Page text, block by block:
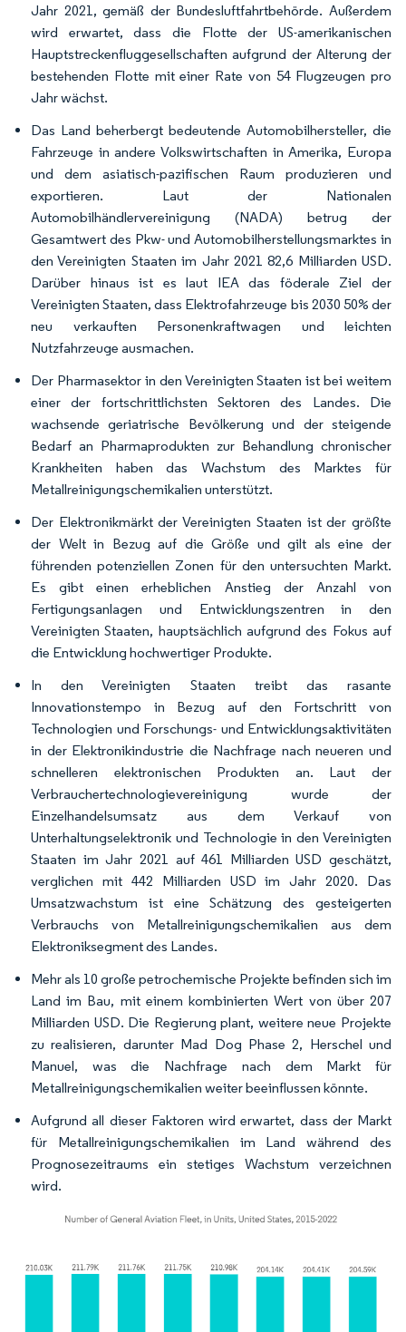
Jahr 2021, gemäß der Bundesluftfahrtbehörde. Außerdem
wird erwartet, dass die Flotte der US-amerikanischen
Hauptstreckenfluggesellschaften aufgrund der Alterung der
bestehenden Flotte mit einer Rate von 54 Flugzeugen pro
Jahr wächst.
Das Land beherbergt bedeutende Automobilhersteller, die
Fahrzeuge in andere Volkswirtschaften in Amerika, Europa
und dem asiatisch-pazifischen Raum produzieren und
exportieren. Laut der Nationalen
Automobilhändlervereinigung (NADA) betrug der
Gesamtwert des Pkw- und Automobilherstellungsmarktes in
den Vereinigten Staaten im Jahr 2021 82,6 Milliarden USD.
Darüber hinaus ist es laut IEA das föderale Ziel der
Vereinigten Staaten, dass Elektrofahrzeuge bis 2030 50% der
neu verkauften Personenkraftwagen und leichten
Nutzfahrzeuge ausmachen.
Der Pharmasektor in den Vereinigten Staaten ist bei weitem
einer der fortschrittlichsten Sektoren des Landes. Die
wachsende geriatrische Bevölkerung und der steigende
Bedarf an Pharmaprodukten zur Behandlung chronischer
Krankheiten haben das Wachstum des Marktes für
Metallreinigungschemikalien unterstützt.
Der Elektronikmärkt der Vereinigten Staaten ist der größte
der Welt in Bezug auf die Größe und gilt als eine der
führenden potenziellen Zonen für den untersuchten Markt.
Es gibt einen erheblichen Anstieg der Anzahl von
Fertigungsanlagen und Entwicklungszentren in den
Vereinigten Staaten, hauptsächlich aufgrund des Fokus auf
die Entwicklung hochwertiger Produkte.
In den Vereinigten Staaten treibt das rasante
Innovationstempo in Bezug auf den Fortschritt von
Technologien und Forschungs- und Entwicklungsaktivitäten
in der Elektronikindustrie die Nachfrage nach neueren und
schnelleren elektronischen Produkten an. Laut der
Verbrauchertechnologievereinigung wurde der
Einzelhandelsumsatz aus dem Verkauf von
Unterhaltungselektronik und Technologie in den Vereinigten
Staaten im Jahr 2021 auf 461 Milliarden USD geschätzt,
verglichen mit 442 Milliarden USD im Jahr 2020. Das
Umsatzwachstum ist eine Schätzung des gesteigerten
Verbrauchs von Metallreinigungschemikalien aus dem
Elektroniksegment des Landes.
Mehr als 10 große petrochemische Projekte befinden sich im
Land im Bau, mit einem kombinierten Wert von über 207
Milliarden USD. Die Regierung plant, weitere neue Projekte
zu realisieren, darunter Mad Dog Phase 2, Herschel und
Manuel, was die Nachfrage nach dem Markt für
Metallreinigungschemikalien weiter beeinflussen könnte.
Aufgrund all dieser Faktoren wird erwartet, dass der Markt
für Metallreinigungschemikalien im Land während des
Prognosezeitraums ein stetiges Wachstum verzeichnen
wird.